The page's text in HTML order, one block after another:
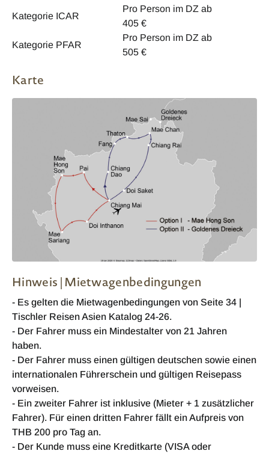
Kategorie ICAR
Pro Person im DZ ab
405 €
Kategorie PFAR
Pro Person im DZ ab
505 €
Karte
Hinweis | Mietwagenbedingungen
- Es gelten die Mietwagenbedingungen von Seite 34 |
Tischler Reisen Asien Katalog 24-26.
- Der Fahrer muss ein Mindestalter von 21 Jahren
haben.
- Der Fahrer muss einen gültigen deutschen sowie einen
internationalen Führerschein und gültigen Reisepass
vorweisen.
- Ein zweiter Fahrer ist inklusive (Mieter + 1 zusätzlicher
Fahrer). Für einen dritten Fahrer fällt ein Aufpreis von
THB 200 pro Tag an.
- Der Kunde muss eine Kreditkarte (VISA oder